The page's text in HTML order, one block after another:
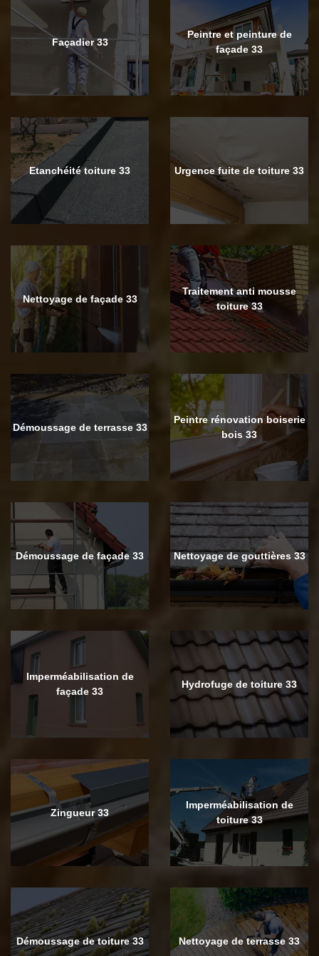
Façadier 33
Peintre et peinture de
façade 33
Etanchéité toiture 33 Urgence fuite de toiture 33
Nettoyage de façade 33
Traitement anti mousse
toiture 33
Démoussage de terrasse 33
Peintre rénovation boiserie
bois 33
Démoussage de façade 33 Nettoyage de gouttières 33
Imperméabilisation de
façade 33
Hydrofuge de toiture 33
Zingueur 33
Imperméabilisation de
toiture 33
Démoussage de toiture 33 Nettoyage de terrasse 33